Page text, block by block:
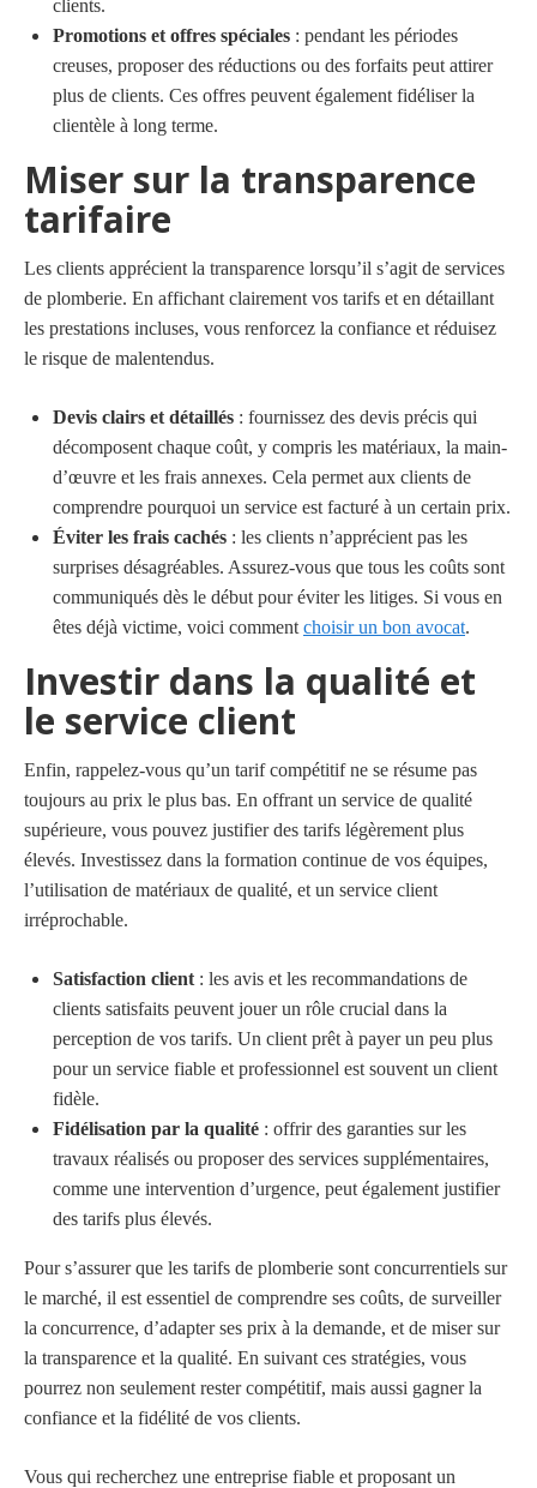
clients.
Promotions et offres spéciales : pendant les périodes
creuses, proposer des réductions ou des forfaits peut attirer
plus de clients. Ces offres peuvent également fidéliser la
clientèle à long terme.
Miser sur la transparence
tarifaire
Les clients apprécient la transparence lorsqu’il s’agit de services
de plomberie. En affichant clairement vos tarifs et en détaillant
les prestations incluses, vous renforcez la confiance et réduisez
le risque de malentendus.
Devis clairs et détaillés : fournissez des devis précis qui
décomposent chaque coût, y compris les matériaux, la main-
d’œuvre et les frais annexes. Cela permet aux clients de
comprendre pourquoi un service est facturé à un certain prix.
Éviter les frais cachés : les clients n’apprécient pas les
surprises désagréables. Assurez-vous que tous les coûts sont
communiqués dès le début pour éviter les litiges. Si vous en
êtes déjà victime, voici comment choisir un bon avocat.
Investir dans la qualité et
le service client
Enfin, rappelez-vous qu’un tarif compétitif ne se résume pas
toujours au prix le plus bas. En offrant un service de qualité
supérieure, vous pouvez justifier des tarifs légèrement plus
élevés. Investissez dans la formation continue de vos équipes,
l’utilisation de matériaux de qualité, et un service client
irréprochable.
Satisfaction client : les avis et les recommandations de
clients satisfaits peuvent jouer un rôle crucial dans la
perception de vos tarifs. Un client prêt à payer un peu plus
pour un service fiable et professionnel est souvent un client
fidèle.
Fidélisation par la qualité : offrir des garanties sur les
travaux réalisés ou proposer des services supplémentaires,
comme une intervention d’urgence, peut également justifier
des tarifs plus élevés.
Pour s’assurer que les tarifs de plomberie sont concurrentiels sur
le marché, il est essentiel de comprendre ses coûts, de surveiller
la concurrence, d’adapter ses prix à la demande, et de miser sur
la transparence et la qualité. En suivant ces stratégies, vous
pourrez non seulement rester compétitif, mais aussi gagner la
confiance et la fidélité de vos clients.
Vous qui recherchez une entreprise fiable et proposant un